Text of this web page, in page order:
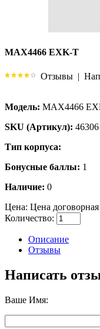
MAX4466 EXK-T
Отзывы |
Модель: MAX4466
SKU (Артикул): 46306
Тип корпуса:
Бонусные баллы: 1
Наличие: 0
Цена: Цена договорная
Количество:
Описание
Отзывы
Написать
Ваше Имя: